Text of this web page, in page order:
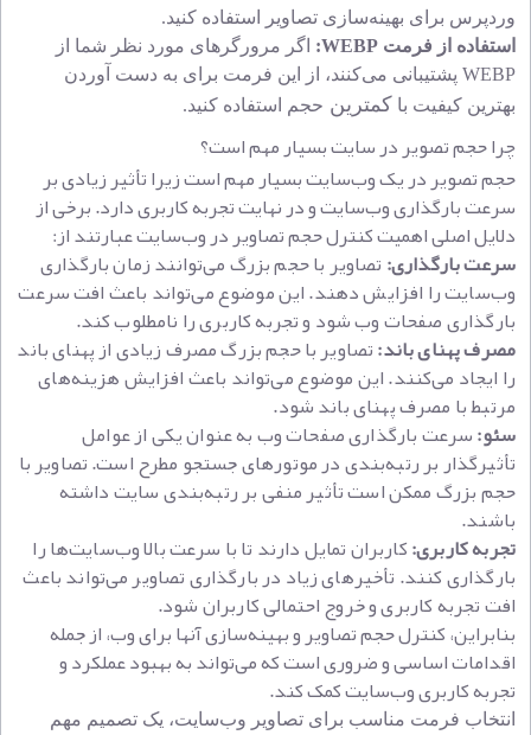
وردپرس برای بهینه‌سازی تصاویر استفاده کنید.
استفاده از فرمت WEBP
: اگر مرورگرهای مورد نظر شما از
WEBP پشتیبانی می‌کنند، از این فرمت برای به دست آوردن
بهترین کیفیت با کمترین حجم استفاده کنید.
چرا حجم تصویر در سایت بسیار مهم است؟
حجم تصویر در یک وب‌سایت بسیار مهم است زیرا تأثیر زیادی بر
سرعت بارگذاری وب‌سایت و در نهایت تجربه کاربری دارد. برخی از
دلایل اصلی اهمیت کنترل حجم تصاویر در وب‌سایت عبارتند از:
سرعت بارگذاری:تصاویر با حجم بزرگ می‌توانند زمان بارگذاری
وب‌سایت را افزایش دهند. این موضوع می‌تواند باعث افت سرعت
بارگذاری صفحات وب شود و تجربه کاربری را نامطلوب کند.
مصرف پهنای باند:تصاویر با حجم بزرگ مصرف زیادی از پهنای باند
را ایجاد می‌کنند. این موضوع می‌تواند باعث افزایش هزینه‌های
مرتبط با مصرف پهنای باند شود.
سئو:سرعت بارگذاری صفحات وب به عنوان یکی از عوامل
تأثیرگذار بر رتبه‌بندی در موتورهای جستجو مطرح است. تصاویر با
حجم بزرگ ممکن است تأثیر منفی بر رتبه‌بندی سایت داشته
باشند.
تجربه کاربری:کاربران تمایل دارند تا با سرعت بالا وب‌سایت‌ها را
بارگذاری کنند. تأخیرهای زیاد در بارگذاری تصاویر می‌تواند باعث
افت تجربه کاربری و خروج احتمالی کاربران شود.
بنابراین، کنترل حجم تصاویر و بهینه‌سازی آنها برای وب، از جمله
اقدامات اساسی و ضروری است که می‌تواند به بهبود عملکرد و
تجربه کاربری وب‌سایت کمک کند.
انتخاب فرمت مناسب برای تصاویر وب‌سایت، یک تصمیم مهم